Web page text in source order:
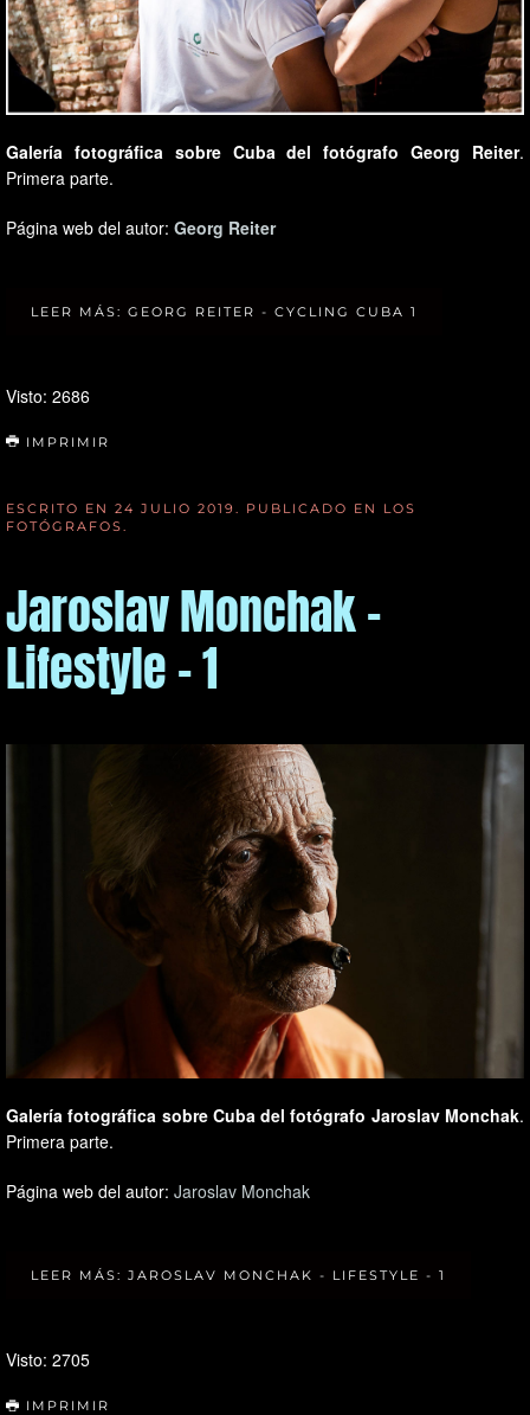
Galería fotográfica sobre Cuba del fotógrafo Georg Reiter.
Primera parte.
Página web del autor: Georg Reiter
LEER MÁS: GEORG REITER - CYCLING CUBA 1
Visto: 2686
IMPRIMIR
ESCRITO EN 24 JULIO 2019 . PUBLICADO EN LOS
FOTÓGRAFOS
Jaroslav Monchak -
Lifestyle - 1
Galería fotográfica sobre Cuba del fotógrafo Jaroslav Monchak.
Primera parte.
Página web del autor: Jaroslav Monchak
LEER MÁS: JAROSLAV MONCHAK - LIFESTYLE - 1
Visto: 2705
IMPRIMIR